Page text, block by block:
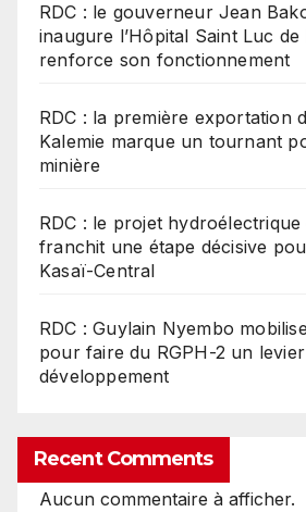
RDC : le gouverneur Jean
inaugure l’Hôpital Saint Luc
renforce son fonctionnement
RDC : la première exportation
Kalemie marque un tournant
minière
RDC : le projet
franchit une étape décisive
Kasaï-Central
RDC : Guylain Nyembo
pour faire du RGPH-2 un
développement
Recent Comments
Aucun commentaire à afficher.